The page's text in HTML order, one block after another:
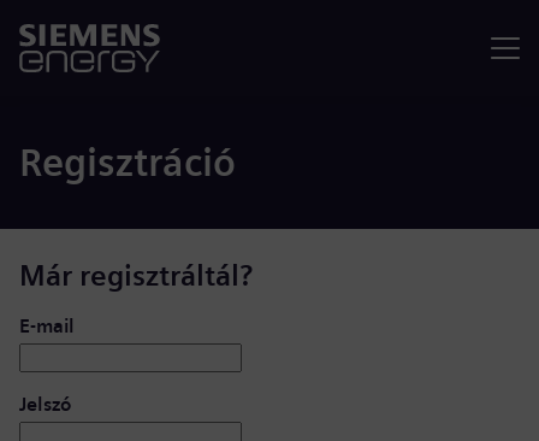
Regisztráció
Már regisztráltál?
Bejelentkezés: felhasználó és jelszó
E-mail
Jelszó